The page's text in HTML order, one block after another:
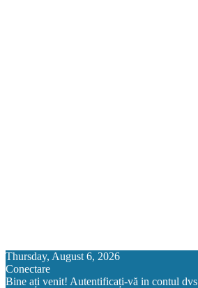
Thursday, August 6, 2026
Conectare
Bine ați venit! Autentificați-vă in contul dvs